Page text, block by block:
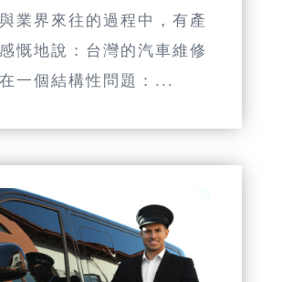
業界來往的過程中，有產
慨地說：台灣的汽車維修
一個結構性問題：...